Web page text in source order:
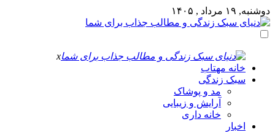
دوشنبه, ۱۹ مرداد , ۱۴۰۵
x
خانه مهتاب
سبک زندگی
مد و پوشاک
آرایش و زیبایی
خانه داری
اخبار